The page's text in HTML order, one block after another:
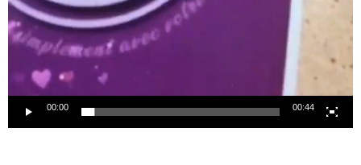
00:00 00:44